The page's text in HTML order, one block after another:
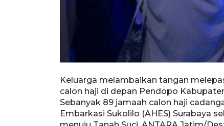
Keluarga melambaikan tangan
calon haji di depan Pendopo
Sebanyak 89 jamaah calon haji
Embarkasi Sukolilo (AHES) Surabaya